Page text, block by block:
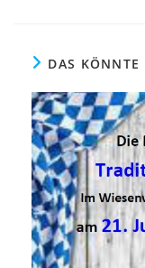
DAS KÖNNTE